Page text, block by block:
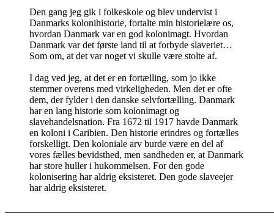
Den gang jeg gik i folkeskole og blev undervist i
Danmarks kolonihistorie, fortalte min historielære os,
hvordan Danmark var en god kolonimagt. Hvordan
Danmark var det første land til at forbyde slaveriet…
Som om, at det var noget vi skulle være stolte af.
I dag ved jeg, at det er en fortælling, som jo ikke
stemmer overens med virkeligheden. Men det er ofte
dem, der fylder i den danske selvfortælling. Danmark
har en lang historie som kolonimagt og
slavehandelsnation. Fra 1672 til 1917 havde Danmark
en koloni i Caribien. Den historie erindres og fortælles
forskelligt. Den koloniale arv burde være en del af
vores fælles bevidsthed, men sandheden er, at Danmark
har store huller i hukommelsen. For den gode
kolonisering har aldrig eksisteret. Den gode slaveejer
har aldrig eksisteret.